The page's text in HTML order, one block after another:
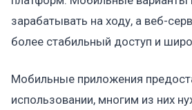
зарабатывать на ходу, а веб-
более стабильный доступ и
Мобильные приложения
использовании, многим из них